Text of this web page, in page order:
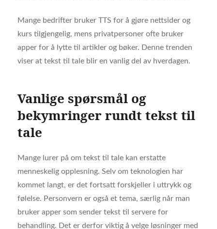
Mange bedrifter bruker TTS for å gjøre nettsider og
kurs tilgjengelig, mens privatpersoner ofte bruker
apper for å lytte til artikler og bøker. Denne trenden
viser at tekst til tale blir en vanlig del av hverdagen.
Vanlige spørsmål og
bekymringer rundt tekst til
tale
Mange lurer på om tekst til tale kan erstatte
menneskelig opplesning. Selv om teknologien har
kommet langt, er det fortsatt forskjeller i uttrykk og
følelse. Personvern er også et tema, særlig når man
bruker apper som sender tekst til servere for
behandling. Det er derfor viktig å velge løsninger med